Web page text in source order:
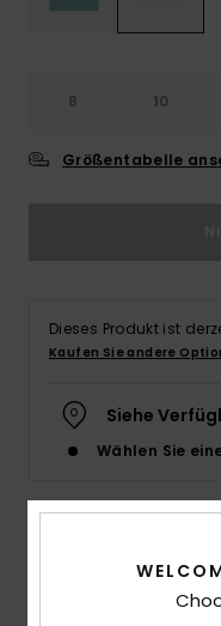
8 10
Größentabelle
Dieses Produkt ist
Kaufen Sie andere
Siehe
Wählen Sie
Details &
Jungen 8-16 Weiss